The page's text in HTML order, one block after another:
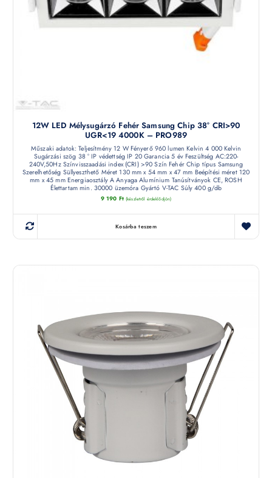
12W LED Mélysugárzó Fehér Samsung Chip 38° CRI>90
UGR<19 4000K – PRO989
Műszaki adatok: Teljesítmény 12 W Fényerő 960 lumen Kelvin 4 000 Kelvin
Sugárzási szög 38 ° IP védettség IP 20 Garancia 5 év Feszültség AC:220-
240V,50Hz Színvisszaadási index (CRI) >90 Szín Fehér Chip típus Samsung
Szerelhetőség Süllyeszthető Méret 130 mm x 54 mm x 47 mm Beépítési méret 120
mm x 45 mm Energiaosztály A Anyaga Alumínium Tanúsítványok CE, ROSH
Élettartam min. 30000 üzemóra Gyártó V-TAC Súly 400 g/db
9 190 Ft (készletről érdeklődjön)
Kosárba teszem